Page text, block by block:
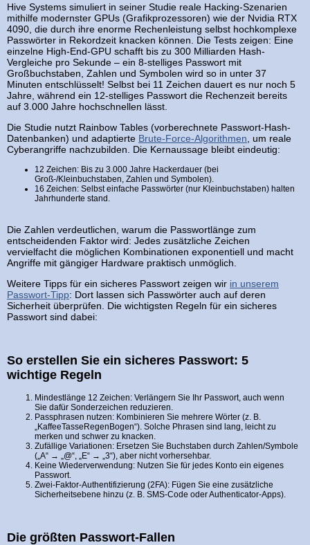
Hive Systems simuliert in seiner Studie reale Hacking-Szenarien
mithilfe modernster GPUs (Grafikprozessoren) wie der Nvidia RTX
4090, die durch ihre enorme Rechenleistung selbst hochkomplexe
Passwörter in Rekordzeit knacken können. Die Tests zeigen: Eine
einzelne High-End-GPU schafft bis zu 300 Milliarden Hash-
Vergleiche pro Sekunde – ein 8-stelliges Passwort mit
Großbuchstaben, Zahlen und Symbolen wird so in unter 37
Minuten entschlüsselt! Selbst bei 11 Zeichen dauert es nur noch 5
Jahre, während ein 12-stelliges Passwort die Rechenzeit bereits
auf 3.000 Jahre hochschnellen lässt.
Die Studie nutzt Rainbow Tables (vorberechnete Passwort-Hash-
Datenbanken) und adaptierte Brute-Force-Algorithmen , um reale
Cyberangriffe nachzubilden. Die Kernaussage bleibt eindeutig:
12 Zeichen: Bis zu 3.000 Jahre Hackerdauer (bei
Groß-/Kleinbuchstaben, Zahlen und Symbolen).
16 Zeichen: Selbst einfache Passwörter (nur Kleinbuchstaben) halten
Jahrhunderte stand.
Die Zahlen verdeutlichen, warum die Passwortlänge zum
entscheidenden Faktor wird: Jedes zusätzliche Zeichen
vervielfacht die möglichen Kombinationen exponentiell und macht
Angriffe mit gängiger Hardware praktisch unmöglich.
Weitere Tipps für ein sicheres Passwort zeigen wir in unserem
Passwort-Tipp: Dort lassen sich Passwörter auch auf deren
Sicherheit überprüfen. Die wichtigsten Regeln für ein sicheres
Passwort sind dabei:
So erstellen Sie ein sicheres Passwort: 5
wichtige Regeln
Mindestlänge 12 Zeichen: Verlängern Sie Ihr Passwort, auch wenn
Sie dafür Sonderzeichen reduzieren.
Passphrasen nutzen: Kombinieren Sie mehrere Wörter (z. B.
„KaffeeTasseRegenBogen“). Solche Phrasen sind lang, leicht zu
merken und schwer zu knacken.
Zufällige Variationen: Ersetzen Sie Buchstaben durch Zahlen/Symbole
(„A“ → „@“, „E“ → „3“), aber nicht vorhersehbar.
Keine Wiederverwendung: Nutzen Sie für jedes Konto ein eigenes
Passwort.
Zwei-Faktor-Authentifizierung (2FA): Fügen Sie eine zusätzliche
Sicherheitsebene hinzu (z. B. SMS-Code oder Authenticator-Apps).
Die größten Passwort-Fallen